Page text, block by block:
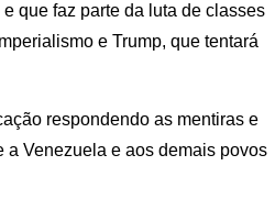
que faz parte da luta de classes
e Trump, que tentará
respondendo as mentiras e
Venezuela e aos demais povos